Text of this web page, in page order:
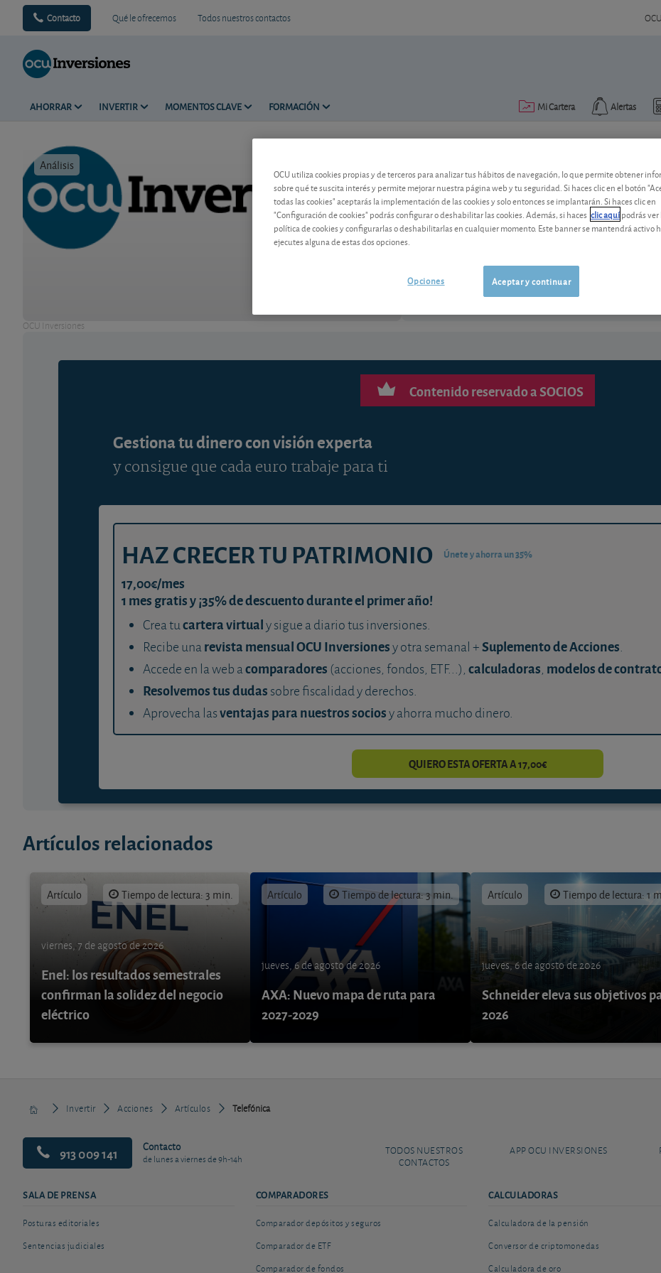
Contacto Qué le ofrecemos Todos nuestros contactos OCU
AHORRAR INVERTIR MOMENTOS CLAVE FORMACIÓN Alertas
Mi Cartera
Análisis
OCU Inversiones
Telefónica
Telefónica 3,671 EUR
-0,025 EUR (-0,68 %)
Ver detalladamente
Contenido reservado a SOCIOS
Gestiona tu dinero con visión experta
y consigue que cada euro trabaje para ti
HAZ CRECER TU PATRIMONIO Únete y ahorra un 35%
17,00€/mes
1 mes gratis y ¡35% de descuento durante el primer año!
Crea tucartera virtualy sigue a diario tus inversiones.
Recibe unarevista mensual OCU Inversionesy otra semanal +Suplemento de Acciones.
Accede en la web acomparadores (acciones, fondos, ETF...), calculadoras, modelos de
Resolvemos tus dudas sobre fiscalidad y derechos.
Aprovecha lasventajas para nuestros sociosy ahorra mucho dinero.
QUIERO ESTA OFERTA A 17,00€
Artículos relacionados
Artículo Tiempo de lectura: 3 min.
viernes, 7 de agosto de 2026
Enel: los resultados semestrales
confirman la solidez del negocio
eléctrico
Artículo Tiempo de lectura: 3 min.
jueves, 6 de agosto de 2026
AXA: Nuevo mapa de ruta para
2027-2029
Artículo Tiempo de lectura: 1
jueves, 6 de agosto de 2026
Schneider eleva sus objetivos
2026
Invertir Acciones Artículos Telefónica
913 009 141 Contacto
de lunes a viernes de 9h-14h
TODOS NUESTROS
CONTACTOS
APP OCU INVERSIONES
SALA DE PRENSA
Posturas editoriales
Sentencias judiciales
COMPARADORES
Comparador depósitos y seguros
Comparador de ETF
Comparador de fondos
CALCULADORAS
Calculadora de la pensión
Conversor de criptomonedas
Calculadora de oro
OCU utiliza cookies propias y de terceros para analizar tus hábitos de navegación, lo que permite obtener
sobre qué te suscita interés y permite mejorar nuestra página web y tu seguridad. Si haces clic en el botón
todas las cookies" aceptarás la implementación de las cookies y solo entonces se implantarán. Si haces clic en
"Configuración de cookies" podrás configurar o deshabilitar las cookies. Además, si haces clic aquípodrás ver
política de cookies y configurarlas o deshabilitarlas en cualquier momento. Este banner se mantendrá activo
ejecutes alguna de estas dos opciones.
Aceptar y continuar
Opciones